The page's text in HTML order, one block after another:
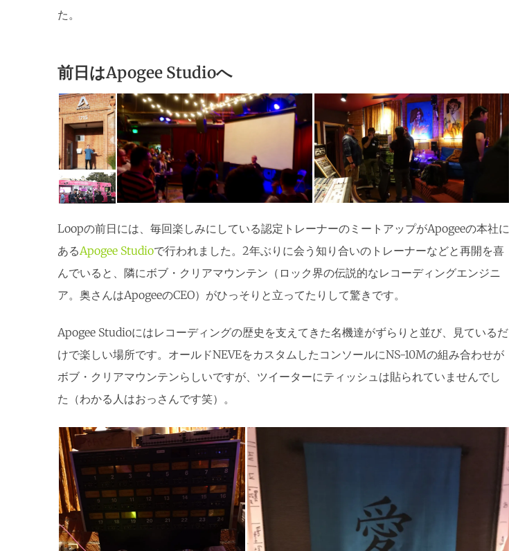
た。
前日はApogee Studioへ
Loopの前日には、毎回楽しみにしている認定トレーナーのミートアップがApogeeの本社に
あるApogee Studioで行われました。2年ぶりに会う知り合いのトレーナーなどと再開を喜
んでいると、隣にボブ・クリアマウンテン（ロック界の伝説的なレコーディングエンジニ
ア。奥さんはApogeeのCEO）がひっそりと立ってたりして驚きです。
Apogee Studioにはレコーディングの歴史を支えてきた名機達がずらりと並び、見ているだ
けで楽しい場所です。オールドNEVEをカスタムしたコンソールにNS-10Mの組み合わせが
ボブ・クリアマウンテンらしいですが、ツイーターにティッシュは貼られていませんでし
た（わかる人はおっさんです笑）。